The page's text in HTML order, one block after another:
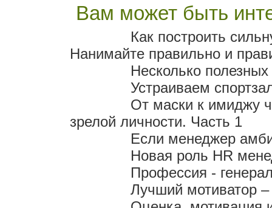
Вам может быть
Как построить
Нанимайте правильно и
Несколько
Устраиваем
От маски к имиджу
зрелой личности. Часть 1
Если менеджер
Новая роль HR
Профессия -
Лучший мотиватор –